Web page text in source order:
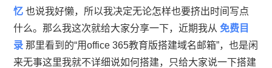
忆 也说我好懒，所以我决定无论怎样也要挤出时间写点
什么。那么我这次就给大家分享一下，近期我从免费目
录 那里看到的“用office 365教育版搭建域名邮箱”，也是闲
来无事这里我就不详细说如何搭建，只给大家说一下搭建